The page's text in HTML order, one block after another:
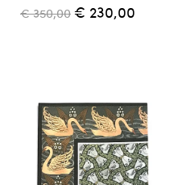
€ 350,00 € 230,00